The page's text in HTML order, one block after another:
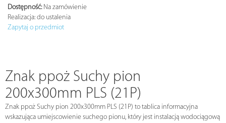
Dostępność:Na zamówienie
Realizacja: do ustalenia
Zapytaj o przedmiot
Znak ppoż Suchy pion
200x300mm PLS (21P)
Znak ppoż Suchy pion 200x300mm PLS (21P) to tablica informacyjna
wskazująca umiejscowienie suchego pionu, który jest instalacją wodociągową